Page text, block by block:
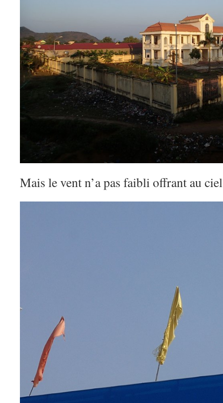
Mais le vent n’a pas faibli offrant au